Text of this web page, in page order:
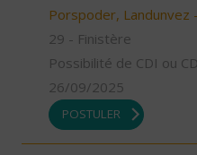
Porspoder, Landunvez
29 - Finistère
Possibilité de CDI ou
26/09/2025
POSTULER